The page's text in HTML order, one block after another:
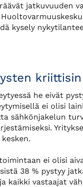
jatkuvuuden
kysely
he eivät
ei olisi
sähkönjakelun
ei olisi
38 % pystyy
kaikki vastaajat